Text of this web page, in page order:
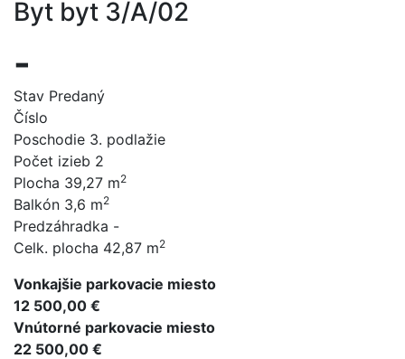
Byt byt 3/A/02
-
Stav Predaný
Číslo
Poschodie 3. podlažie
Počet izieb 2
Plocha 39,27 m2
Balkón 3,6 m2
Predzáhradka -
Celk. plocha 42,87 m2
Vonkajšie parkovacie miesto
12 500,00 €
Vnútorné parkovacie miesto
22 500,00 €